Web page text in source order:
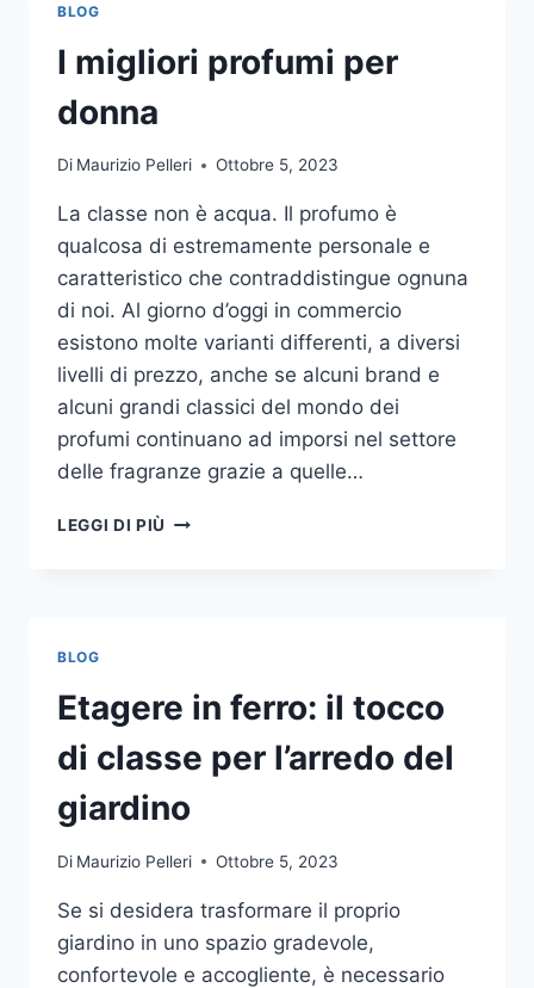
VIDEO
BLOG
I migliori profumi per
donna
Di Maurizio Pelleri Ottobre 5, 2023
La classe non è acqua. Il profumo è
qualcosa di estremamente personale e
caratteristico che contraddistingue ognuna
di noi. Al giorno d’oggi in commercio
esistono molte varianti differenti, a diversi
livelli di prezzo, anche se alcuni brand e
alcuni grandi classici del mondo dei
profumi continuano ad imporsi nel settore
delle fragranze grazie a quelle…
LEGGI DI PIÙ
BLOG
Etagere in ferro: il tocco
di classe per l’arredo del
giardino
Di Maurizio Pelleri Ottobre 5, 2023
Se si desidera trasformare il proprio
giardino in uno spazio gradevole,
confortevole e accogliente, è necessario